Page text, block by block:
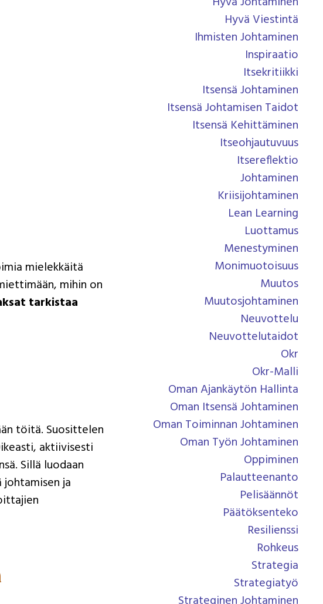
mielekkäitä
mihin on
tarkistaa
töitä. Suosittelen
aktiivisesti
Sillä luodaan
ja
Hyvä Viestintä
Ihmisten Johtaminen
Inspiraatio
Itsekritiikki
Itsensä Johtaminen
Itsensä Johtamisen Taidot
Itsensä Kehittäminen
Itseohjautuvuus
Itsereflektio
Johtaminen
Kriisijohtaminen
Lean Learning
Luottamus
Menestyminen
Monimuotoisuus
Muutos
Muutosjohtaminen
Neuvottelu
Neuvottelutaidot
Okr
Okr-Malli
Oman Ajankäytön Hallinta
Oman Itsensä Johtaminen
Oman Toiminnan Johtaminen
Oman Työn Johtaminen
Oppiminen
Palautteenanto
Pelisäännöt
Päätöksenteko
Resilienssi
Rohkeus
Strategia
Strategiatyö